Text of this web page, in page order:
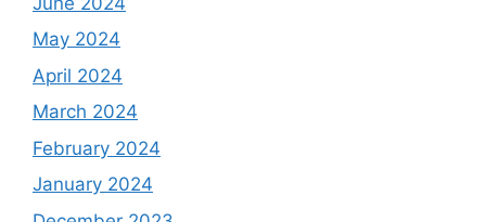
May 2024
April 2024
March 2024
February 2024
January 2024